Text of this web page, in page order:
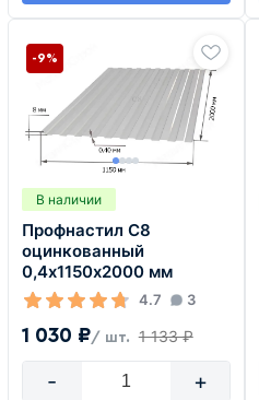
В наличии
Профнастил С8
оцинкованный
0,4х1150х2000 мм
4.7 3
1 030 ₽/ шт. 1 133 ₽
-9%
- +